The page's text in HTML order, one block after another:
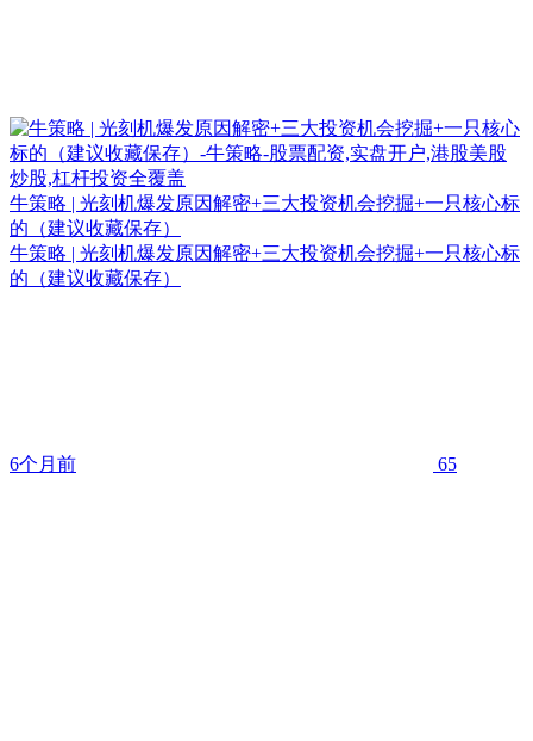
牛策略 | 光刻机爆发原因解密+三大投资机会挖掘+一只核心标
的（建议收藏保存）
牛策略 | 光刻机爆发原因解密+三大投资机会挖掘+一只核心标
的（建议收藏保存）
6个月前 65